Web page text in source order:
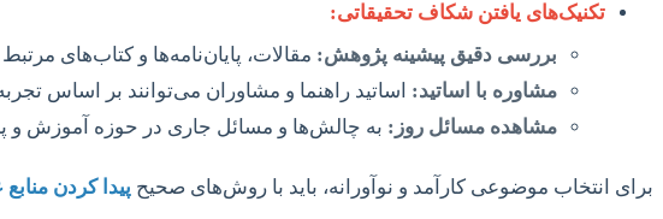
تکنیک‌های یافتن شکاف تحقیقاتی:
بررسی دقیق پیشینه پژوهش: مقالات، پایان‌نامه‌ها و کتاب‌های
مشاوره با اساتید: اساتید راهنما و مشاوران می‌توانند بر اساس
مشاهده مسائل روز: به چالش‌ها و مسائل جاری در حوزه آموزش و
برای انتخاب موضوعی کارآمد و نوآورانه، باید با روش‌های صحیح پیدا کردن